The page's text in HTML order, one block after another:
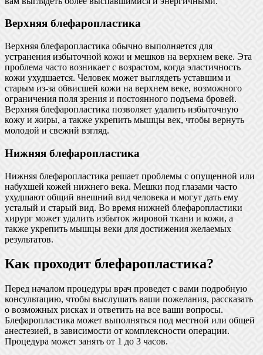
Верхняя блефаропластика
Верхняя блефаропластика обычно выполняется для
устранения избыточной кожи и мешков на верхнем веке. Эта
проблема часто возникает с возрастом, когда эластичность
кожи ухудшается. Человек может выглядеть уставшим и
старым из-за обвисшей кожи на верхнем веке, возможного
ограничения поля зрения и постоянного подъема бровей.
Верхняя блефаропластика позволяет удалить избыточную
кожу и жиры, а также укрепить мышцы век, чтобы вернуть
молодой и свежий взгляд.
Нижняя блефаропластика
Нижняя блефаропластика решает проблемы с опущенной или
набухшей кожей нижнего века. Мешки под глазами часто
ухудшают общий внешний вид человека и могут дать ему
усталый и старый вид. Во время нижней блефаропластики
хирург может удалить избыток жировой ткани и кожи, а
также укрепить мышцы веки для достижения желаемых
результатов.
Как проходит блефаропластика?
Перед началом процедуры врач проведет с вами подробную
консультацию, чтобы выслушать ваши пожелания, рассказать
о возможных рисках и ответить на все ваши вопросы.
Блефаропластика может выполняться под местной или общей
анестезией, в зависимости от комплексности операции.
Процедура может занять от 1 до 3 часов.